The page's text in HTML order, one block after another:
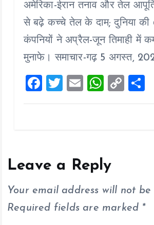
ce
b
o
o
k
tt
er
ai
l
at
s
A
p
p
p
y
Li
n
k
a
अमेरिका-ईरान तनाव और तेल
से बढ़े कच्चे तेल के दाम; दुनिया
कंपनियों ने अप्रैल-जून तिमाही में
मुनाफे। समाचार-गढ़ 5 अगस्त,
F
a
o
T
wi
E
m
W
h
p
p
C
o
h
Leave a Reply
Your email address will not be
Required fields are marked *